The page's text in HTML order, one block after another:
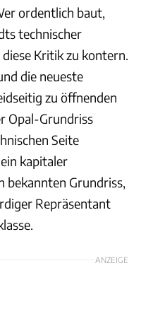
ordentlich baut,
technischer
Kritik zu kontern.
die neueste
zu öffnenden
Opal-Grundriss
Seite
kapitaler
bekannten Grundriss,
Repräsentant
ANZEIGE